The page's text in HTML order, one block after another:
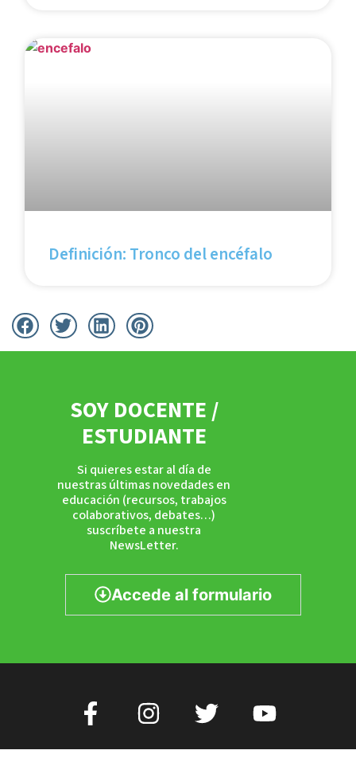
Definición: Tronco del encéfalo
SOY DOCENTE /
ESTUDIANTE
Si quieres estar al día de
nuestras últimas novedades en
educación (recursos, trabajos
colaborativos, debates…)
suscríbete a nuestra
NewsLetter.
Accede al formulario